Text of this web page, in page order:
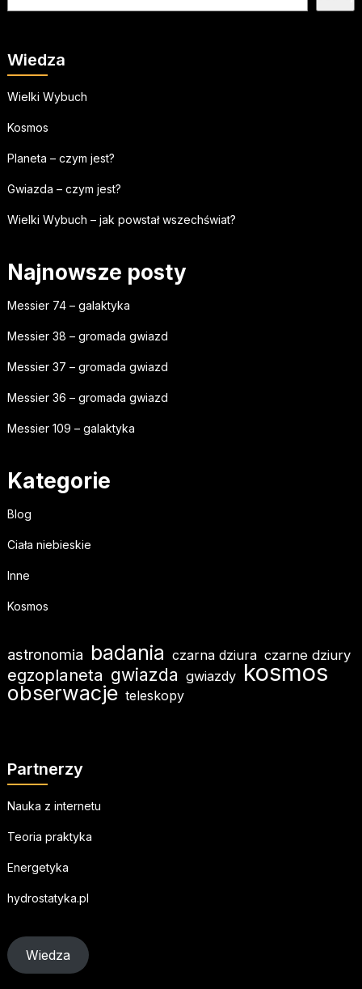
Wiedza
Wielki Wybuch
Kosmos
Planeta – czym jest?
Gwiazda – czym jest?
Wielki Wybuch – jak powstał wszechświat?
Najnowsze posty
Messier 74 – galaktyka
Messier 38 – gromada gwiazd
Messier 37 – gromada gwiazd
Messier 36 – gromada gwiazd
Messier 109 – galaktyka
Kategorie
Blog
Ciała niebieskie
Inne
Kosmos
astronomia badania czarna dziura czarne dziury
egzoplaneta gwiazda gwiazdy kosmos
obserwacje teleskopy
Partnerzy
Nauka z internetu
Teoria praktyka
Energetyka
hydrostatyka.pl
Wiedza